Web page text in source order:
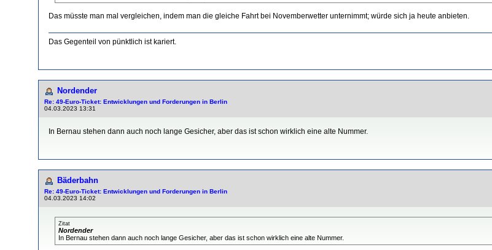
Das müsste man mal vergleichen, indem man die gleiche Fahrt bei Novemberwetter unternimmt; würde sich ja heute anbieten.
Das Gegenteil von pünktlich ist kariert.
Nordender
Re: 49-Euro-Ticket: Entwicklungen und Forderungen in Berlin
04.03.2023 13:31
In Bernau stehen dann auch noch lange Gesicher, aber das ist schon wirklich eine alte Nummer.
Bäderbahn
Re: 49-Euro-Ticket: Entwicklungen und Forderungen in Berlin
04.03.2023 14:02
Zitat
Nordender
In Bernau stehen dann auch noch lange Gesicher, aber das ist schon wirklich eine alte Nummer.